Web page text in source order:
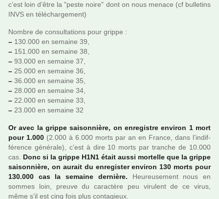
c’est loin d’être la "peste noire" dont on nous menace (cf bul­le­tins
INVS en télé­char­ge­ment)
Nombre de consul­ta­tions pour grippe :
– 130.000 en semaine 39,
– 151.000 en semaine 38,
– 93.000 en semaine 37,
– 25.000 en semaine 36,
– 36.000 en semaine 35,
– 28.000 en semaine 34,
– 22.000 en semaine 33,
– 23.000 en semaine 32
Or avec la grippe sai­son­nière, on enre­gis­tre envi­ron 1 mort
pour 1.000 (2.000 à 6.000 morts par an en France, dans l’indif­
fé­rence géné­rale), c’est à dire 10 morts par tran­che de 10.000
cas. Donc si la grippe H1N1 était aussi mor­telle que la grippe
sai­son­nière, on aurait du enre­gis­ter envi­ron 130 morts pour
130.000 cas la semaine der­nière. Heureusement nous en
sommes loin, preuve du carac­tère peu viru­lent de ce virus,
même s’il est cinq fois plus conta­gieux.